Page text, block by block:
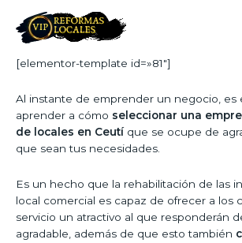
[elementor-template id=»81″]
Al instante de emprender un negocio, es
aprender a cómo seleccionar una
de locales en Ceutíque se ocupe de
que sean tus necesidades.
Es un hecho que la rehabilitación de las
local comercial es capaz de ofrecer a los
servicio un atractivo al que responderán
agradable, además de que esto también